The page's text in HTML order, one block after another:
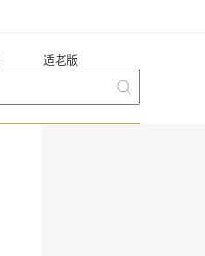
适老版